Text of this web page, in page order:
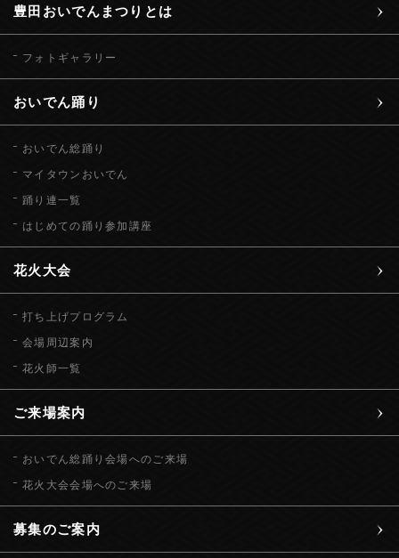
豊田おいでんまつりとは
フォトギャラリー
おいでん踊り
おいでん総踊り
マイタウンおいでん
踊り連一覧
はじめての踊り参加講座
花火大会
打ち上げプログラム
会場周辺案内
花火師一覧
ご来場案内
おいでん総踊り会場へのご来場
花火大会会場へのご来場
募集のご案内